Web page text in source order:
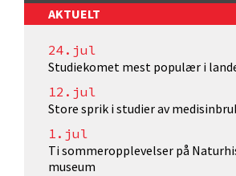
AKTUELT
24.jul
Studiekomet mest populær i
12.jul
Store sprik i studier av
1.jul
Ti sommeropplevelser på
museum